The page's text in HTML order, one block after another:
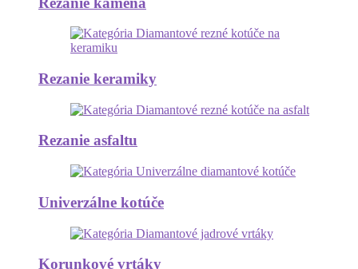
Rezanie keramiky
Rezanie asfaltu
Univerzálne kotúče
Korunkové vrtáky